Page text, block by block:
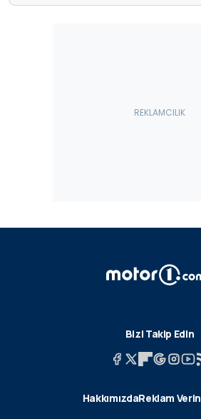
Bizi Takip Edin
HakkımızdaReklam Verin